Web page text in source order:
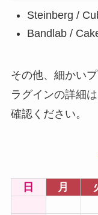
Steinberg /
Bandlab /
その他、細かい
ラグインの詳細は
確認ください。
日 月